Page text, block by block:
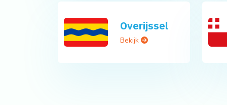
Overijssel
Bekijk